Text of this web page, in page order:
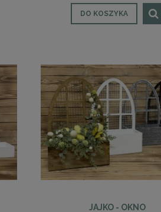
DO KOSZYKA
JAJKO - OKNO